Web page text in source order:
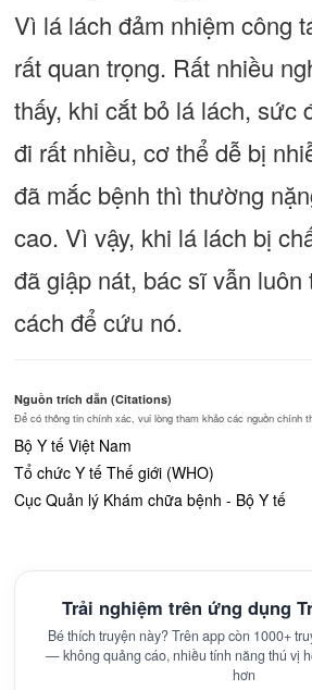
Vì lá lách đảm nhiệm công
rất quan trọng. Rất nhiều
thấy, khi cắt bỏ lá lách, sức
đi rất nhiều, cơ thể dễ bị
đã mắc bệnh thì thường
cao. Vì vậy, khi lá lách bị
đã giập nát, bác sĩ vẫn luôn
cách để cứu nó.
Nguồn trích dẫn (Citations)
Để có thông tin chính xác, vui lòng tham khảo các nguồn chính
Bộ Y tế Việt Nam
Tổ chức Y tế Thế giới (WHO)
Cục Quản lý Khám chữa bệnh - Bộ Y tế
Trải nghiệm trên ứng dụng
Bé thích truyện này? Trên app còn 1000+
— không quảng cáo, nhiều tính năng thú vị
hơn